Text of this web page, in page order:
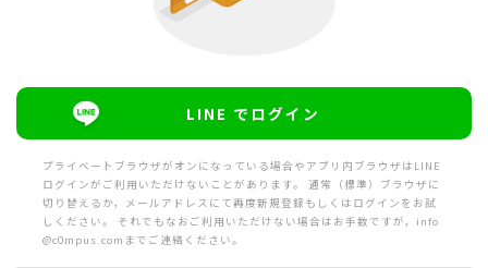
LINE でログイン
プライベートブラウザがオンになっている場合やアプリ内ブラウザはLINE
ログインがご利用いただけないことがあります。 通常（標準）ブラウザに
切り替えるか，メールアドレスにて再度新規登録もしくはログインをお試
しください。 それでもなおご利用いただけない場合はお手数ですが，info
@c0mpus.comまでご連絡ください。